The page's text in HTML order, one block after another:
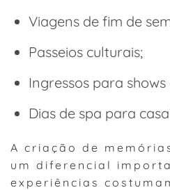
Viagens de fim de
Passeios culturais;
Ingressos para
Dias de spa para
A criação de
um diferencial
experiências